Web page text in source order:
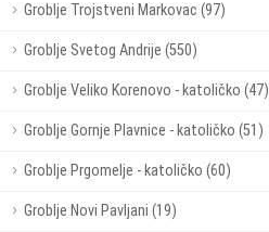
Groblje Trojstveni Markovac (97)
Groblje Svetog Andrije (550)
Groblje Veliko Korenovo - katoličko (47)
Groblje Gornje Plavnice - katoličko (51)
Groblje Prgomelje - katoličko (60)
Groblje Novi Pavljani (19)